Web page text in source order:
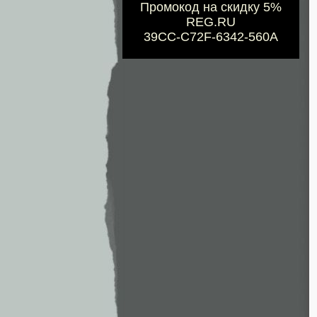
Промокод на скидку 5%
REG.RU
39CC-C72F-6342-560A